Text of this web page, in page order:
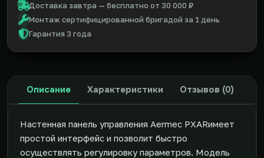
Доставка завтра — бесплатно от 30 000 ₽
Монтаж сертифицированной бригадой за 1 день
Гарантия 3 года
Описание Характеристики Отзывов (0)
Настенная панель управления Aermec PXARимеет
простой интерфейс и позволит быстро
осуществлять регулировку параметров. Модель